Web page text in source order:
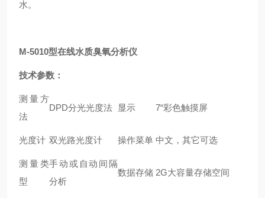
水。
M-5010型在线水质臭氧分析仪
技术参数：
测量方
法
DPD分光光度法 显示 7“彩色触摸屏
光度计 双光路光度计 操作菜单 中文，其它可选
测量类
型
手动或自动间隔
分析
数据存储 2G大容量存储空间